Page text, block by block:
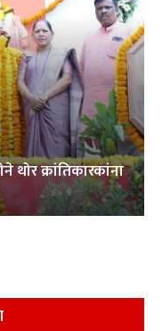
थोर क्रांतिकारकांना